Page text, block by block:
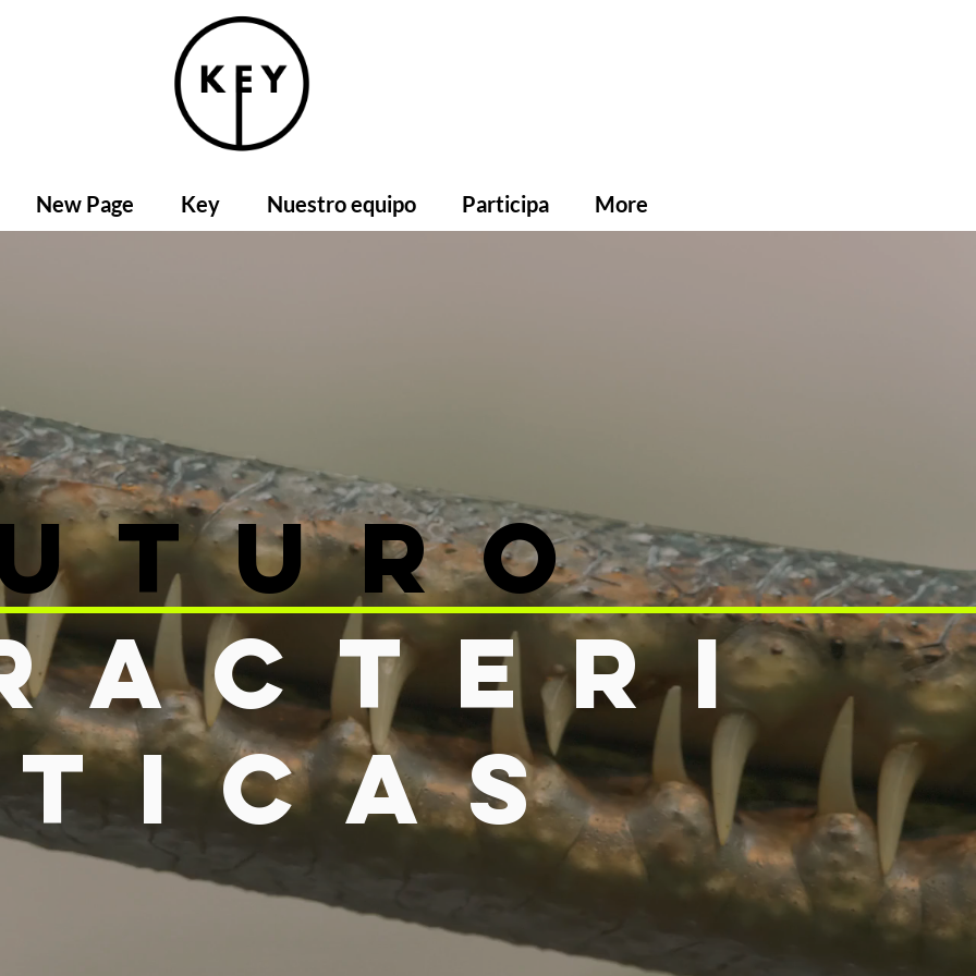
New Page Key Nuestro equipo Participa More